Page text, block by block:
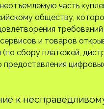
часть
обществу,
и товаров
сбору платежей,
к